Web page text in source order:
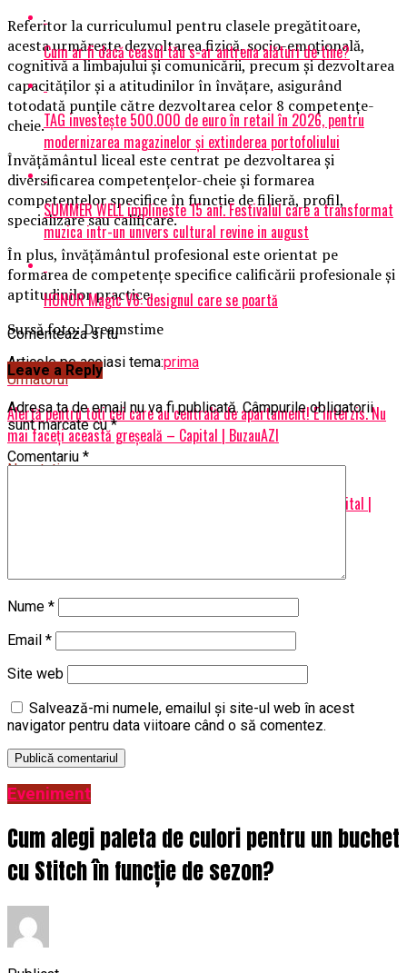
Referitor la curriculumul pentru clasele pregătitoare,
acesta urmărește dezvoltarea fizică, socio-emoțională,
cognitivă a limbajului și comunicării, precum și dezvoltarea
capacităților și a atitudinilor în învățare, asigurând
totodată punțile către dezvoltarea celor 8 competențe-
cheie.
Învățământul liceal este centrat pe dezvoltarea și
diversificarea competențelor-cheie și formarea
competențelor specifice în funcție de filieră, profil,
specializare sau calificare.
În plus, învățământul profesional este orientat pe
formarea de competențe specifice calificării profesionale și
aptitudinilor practice.
Sursă foto: Dreamstime
Articole pe aceiasi tema:prima
Urmatorul
Alertă pentru toți cei care au centrală de apartament! E interzis. Nu
mai faceți această greșeală – Capital | BuzauAZI
Nu ratati
Aşa ceva nu există la mine! Ce nu face sub nicio formă – Capital |
Cum ar fi dacă ceasul tău s-ar antrena alături de tine?
TAG investește 500.000 de euro în retail în 2026, pentru
modernizarea magazinelor și extinderea portofoliului
SUMMER WELL implineste 15 ani. Festivalul care a transformat
muzica intr-un univers cultural revine in august
HONOR Magic V6: designul care se poartă
Comenteaza si tu
Leave a Reply
Adresa ta de email nu va fi publicată. Câmpurile obligatorii
sunt marcate cu*
Comentariu *
Nume *
Email *
Site web
Salvează-mi numele, emailul și site-ul web în acest
navigator pentru data viitoare când o să comentez.
Eveniment
Cum alegi paleta de culori pentru un buchet
cu Stitch în funcție de sezon?